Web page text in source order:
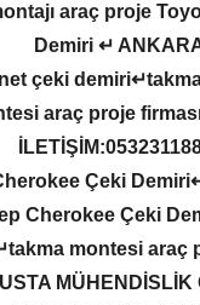
araç proje
Demiri ↵
çeki
araç proje
Çeki
Cherokee Çeki
montesi araç
MÜHENDİSLİK